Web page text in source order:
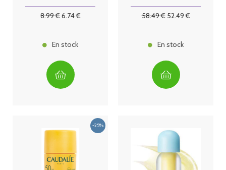
8.99€6.74€
En stock
58.49€ 52.49€
En stock